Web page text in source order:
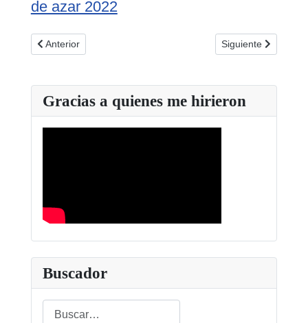
Artículo anterior: Del Gordo de Navidad a los rascas, cómo
Anterior Artículo siguiente:
Siguiente
Gracias a quienes me hirieron
Buscador
Buscar